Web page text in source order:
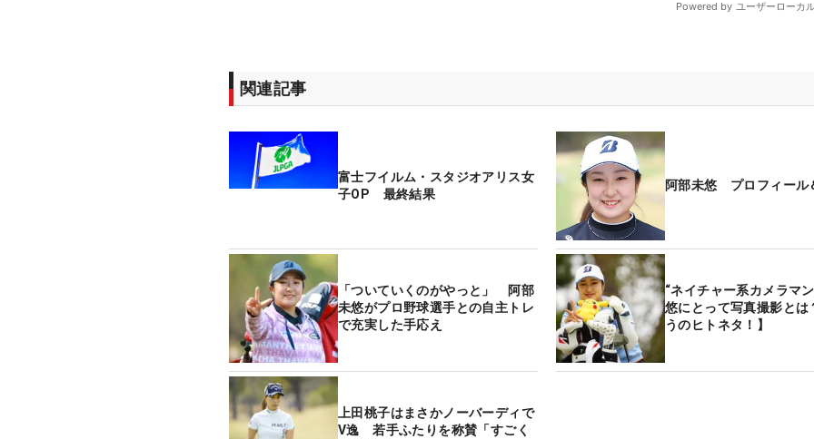
関連記事
富士フイルム・スタジオアリス女
子OP 最終結果
阿部未悠 プロフィール
「ついていくのがやっと」 阿部
未悠がプロ野球選手との自主トレ
で充実した手応え
“ネイチャー系カメラマ
悠にとって写真撮影とは
うのヒトネタ！】
上田桃子はまさかノーバーディで
V逸 若手ふたりを称賛「すごく